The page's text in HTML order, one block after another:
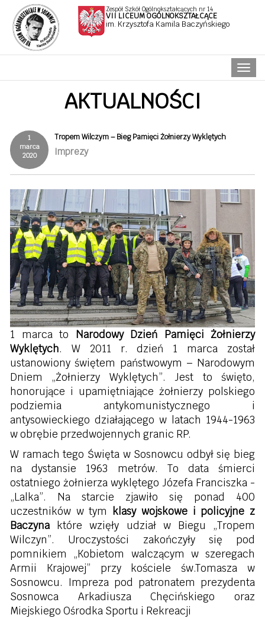
Zespół Szkół Ogólnokształcących nr 14
VII LICEUM OGÓLNOKSZTAŁCĄCE
im. Krzysztofa Kamila Baczyńskiego
AKTUALNOŚCI
1
marca
2020
Tropem Wilczym – Bieg Pamięci Żołnierzy Wyklętych
Imprezy
1 marca to
Narodowy Dzień Pamięci Żołnierzy
Wyklętych. W 2011 r. dzień 1 marca został
ustanowiony świętem państwowym – Narodowym
Dniem „Żołnierzy Wyklętych”. Jest to święto,
honorujące i upamiętniające żołnierzy polskiego
podziemia antykomunistycznego i
antysowieckiego działającego w latach 1944-1963
w obrębie przedwojennych granic RP.
W ramach tego Święta w Sosnowcu odbył się bieg
na dystansie 1963 metrów. To data śmierci
ostatniego żołnierza wyklętego Józefa Franciszka -
„Lalka”. Na starcie zjawiło się ponad 400
uczestników w tym
klasy wojskowe i policyjne z
Baczynaktóre wzięły udział w Biegu „Tropem
Wilczyn”. Uroczystości zakończyły się pod
pomnikiem „Kobietom walczącym w szeregach
Armii Krajowej” przy kościele św.Tomasza w
Sosnowcu. Impreza pod patronatem prezydenta
Sosnowca Arkadiusza Chęcińskiego oraz
Miejskiego Ośrodka Sportu i Rekreacji